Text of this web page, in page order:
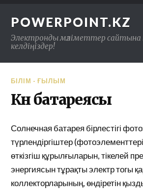
POWERPOINT.KZ
Электронды мәліметтер сайтына
келдіңіздер!
БІЛІМ - ҒЫЛЫМ
Күн батареясы
Солнечная батарея бірлестігі
түрлендіргіштер
өткізгіш құрылғыларын, тікелей
энергиясын тұрақты электр тогы
коллекторларының, өндіретін